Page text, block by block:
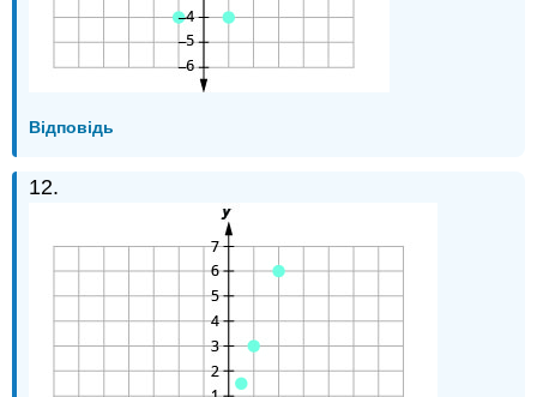
Відповідь
12.